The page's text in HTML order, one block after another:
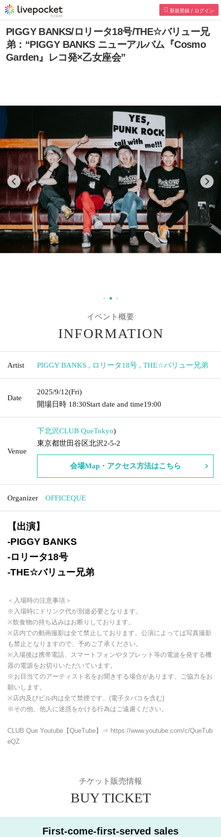
新規登録 / ログイン
PIGGY BANKS/ロリータ18号/THE☆バリュー兄
弟：“PIGGY BANKS ニューアルバム『Cosmo
Garden』レコ発×乙女座会”
イベント概要
INFORMATION
Artist PIGGY BANKS , ロリータ18号 , THE☆バリュー兄弟
Date
2025/9/12(Fri)
開場日時 18:30Start date and time19:00
Venue
下北沢CLUB QueTokyo)
東京都世田谷区北沢2-5-2
会場Map・アクセス方法はこちら
Organizer OFFICEQUE
【出演】
-PIGGY BANKS
-ロリータ18号
-THE☆バリュー兄弟
＜入場時の注意事項＞
※入場時にドリンク代が別途必要となります。
※飲食物の持ち込みはお断りしております。
※店内での動画撮影は全て禁止しております。公演によっては写真撮影
も禁止となりますので、予めご了承ください。
※入場後は携帯電話、スマートフォンやタブレット等の電波を発する機
器の電源をお切りいただいています。
※お目当てのアーティスト名をお聞きする場合があります。ご協力をお
願いします。
※店内及びビル内は全て禁煙です。(電子タバコを含む)
※その他、他人に迷惑をかける行為はご遠慮ください。
CLUB Que Youtube【QueTube】⇒ https://www.youtube.com/c/QueTub
eQZ
チケット販売情報
BUY TICKET
First-come-first-served sales